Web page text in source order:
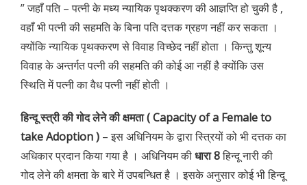
” जहाँ पति – पत्नी के मध्य न्यायिक पृथक्करण की आज्ञप्ति हो चुकी है ,
वहाँ भी पत्नी की सहमति के बिना पति दत्तक ग्रहण नहीं कर सकता ।
क्योंकि न्यायिक पृथक्करण से विवाह विच्छेद नहीं होता । किन्तु शून्य
विवाह के अन्तर्गत पत्नी की सहमति की कोई आ नहीं है क्योंकि उस
स्थिति में पत्नी का वैध पत्नी नहीं होती ।
हिन्दू स्त्री की गोद लेने की क्षमता ( Capacity of a Female to
take Adoption ) – इस अधिनियम के द्वारा स्त्रियों को भी दत्तक का
अधिकार प्रदान किया गया है । अधिनियम कीधारा 8हिन्दू नारी की
गोद लेने की क्षमता के बारे में उपबन्धित है । इसके अनुसार कोई भी हिन्दू